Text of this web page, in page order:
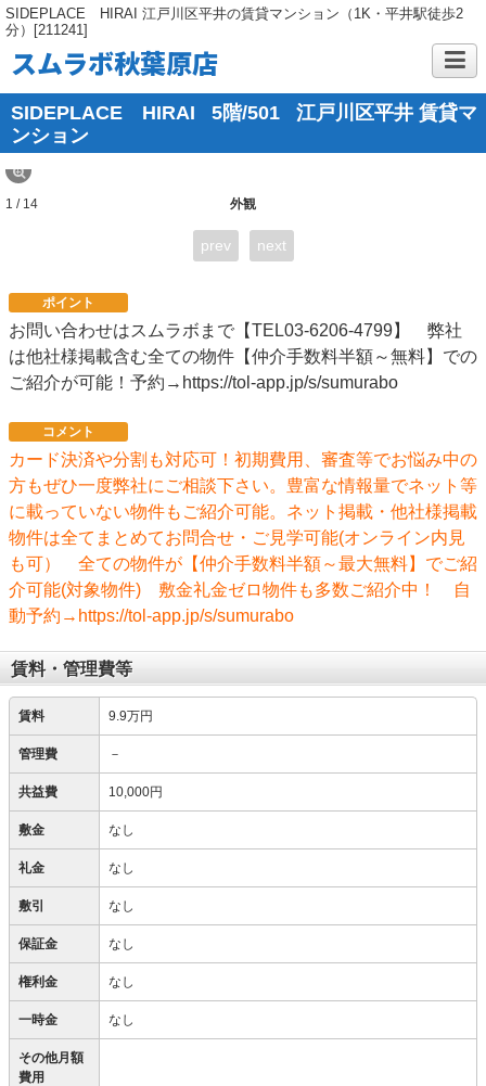
SIDEPLACE HIRAI 江戸川区平井の賃貸マンション（1K・平井駅徒歩2
分）[211241]
スムラボ秋葉原店
SIDEPLACE HIRAI 5階/501
江戸川区平井 賃貸マ
ンション
外観
1 / 14
prev next
ポイント
お問い合わせはスムラボまで【TEL03-6206-4799】 弊社
は他社様掲載含む全ての物件【仲介手数料半額～無料】での
ご紹介が可能！予約→https://tol-app.jp/s/sumurabo
コメント
カード決済や分割も対応可！初期費用、審査等でお悩み中の
方もぜひ一度弊社にご相談下さい。豊富な情報量でネット等
に載っていない物件もご紹介可能。ネット掲載・他社様掲載
物件は全てまとめてお問合せ・ご見学可能(オンライン内見
も可） 全ての物件が【仲介手数料半額～最大無料】でご紹
介可能(対象物件) 敷金礼金ゼロ物件も多数ご紹介中！ 自
動予約→https://tol-app.jp/s/sumurabo
賃料・管理費等
賃料 9.9万円
管理費 －
共益費 10,000円
敷金 なし
礼金 なし
敷引 なし
保証金 なし
権利金 なし
一時金 なし
その他月額
費用